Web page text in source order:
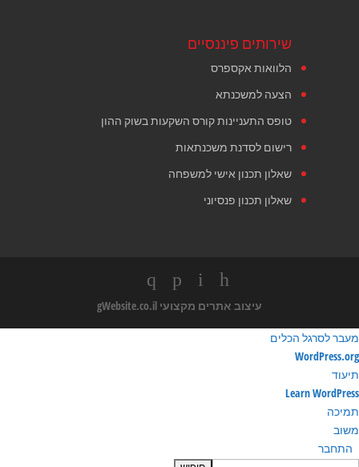
שירותים פיננסיים
הלוואות אקספרס
הצעה למשכנתא
טופס התעניינות קורס השקעות בשוק ההון
רישום לסדנת משכנתאות
שאלון תכנון אישי למשפחה
שאלון תכנון פנסיוני
עיצוב אתרים מקצועי
מעבר לסרגל הכלים
אודות
וורדפרס
WordPress.org
תיעוד
Learn WordPress
תמיכה
משוב
התחבר